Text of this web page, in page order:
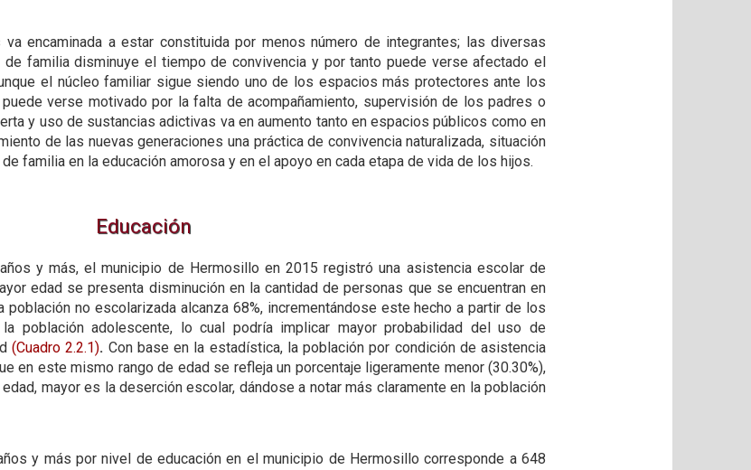
encaminada a estar constituida por menos número de integrantes; las diversas
familia disminuye el tiempo de convivencia y por tanto puede verse afectado el
el núcleo familiar sigue siendo uno de los espacios más protectores ante los
verse motivado por la falta de acompañamiento, supervisión de los padres o
y uso de sustancias adictivas va en aumento tanto en espacios públicos como en
de las nuevas generaciones una práctica de convivencia naturalizada, situación
familia en la educación amorosa y en el apoyo en cada etapa de vida de los hijos.
Educación
y más, el municipio de Hermosillo en 2015 registró una asistencia escolar de
edad se presenta disminución en la cantidad de personas que se encuentran en
no escolarizada alcanza 68%, incrementándose este hecho a partir de los
población adolescente, lo cual podría implicar mayor probabilidad del uso de
(Cuadro 2.2.1). Con base en la estadística, la población por condición de asistencia
en este mismo rango de edad se refleja un porcentaje ligeramente menor (30.30%),
mayor es la deserción escolar, dándose a notar más claramente en la población
y más por nivel de educación en el municipio de Hermosillo corresponde a 648